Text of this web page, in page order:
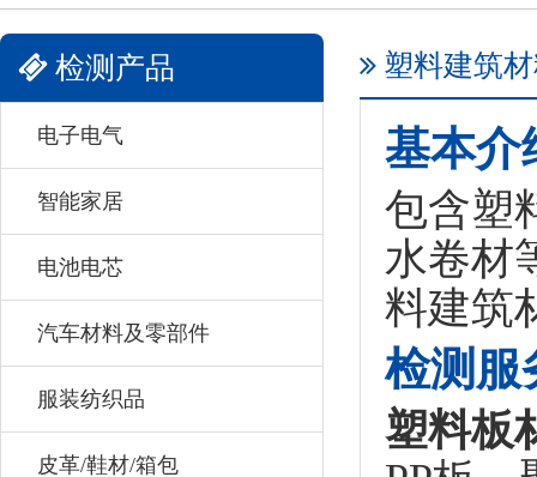
检测产品
电子电气
智能家居
电池电芯
汽车材料及零部件
服装纺织品
皮革/鞋材/箱包
塑料建筑
基本介
包含塑
水卷材
料建筑
检测服
塑料板